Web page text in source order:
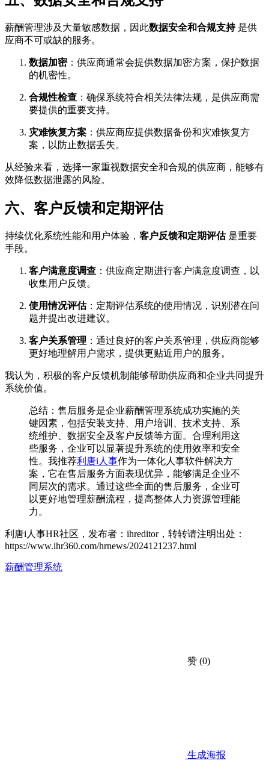
薪酬管理涉及大量敏感数据，因此数据安全和合规支持是供
应商不可或缺的服务。
数据加密：供应商通常会提供数据加密方案，保护数据
的机密性。
合规性检查 ：确保系统符合相关法律法规，是供应商需
要提供的重要支持。
灾难恢复方案 ：供应商应提供数据备份和灾难恢复方
案，以防止数据丢失。
从经验来看，选择一家重视数据安全和合规的供应商，能够有
效降低数据泄露的风险。
六、客户反馈和定期评估
持续优化系统性能和用户体验， 客户反馈和定期评估是重要
手段。
客户满意度调查 ：供应商定期进行客户满意度调查，以
收集用户反馈。
使用情况评估：定期评估系统的使用情况，识别潜在问
题并提出改进建议。
客户关系管理 ：通过良好的客户关系管理，供应商能够
更好地理解用户需求，提供更贴近用户的服务。
我认为，积极的客户反馈机制能够帮助供应商和企业共同提升
系统价值。
总结：售后服务是企业薪酬管理系统成功实施的关
键因素，包括安装支持、用户培训、技术支持、系
统维护、数据安全及客户反馈等方面。合理利用这
些服务，企业可以显著提升系统的使用效率和安全
性。我推荐利唐i人事作为一体化人事软件解决方
案，它在售后服务方面表现优异，能够满足企业不
同层次的需求。通过这些全面的售后服务，企业可
以更好地管理薪酬流程，提高整体人力资源管理能
力。
利唐i人事HR社区，发布者：ihreditor，转转请注明出处：
https://www.ihr360.com/hrnews/2024121237.html
薪酬管理系统
赞 (0)
生成海报